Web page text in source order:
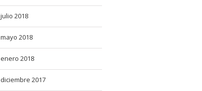
julio 2018
mayo 2018
enero 2018
diciembre 2017